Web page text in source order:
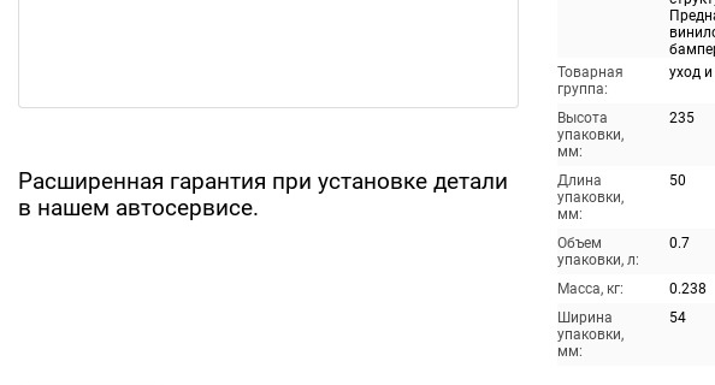
Расширенная гарантия при установке детали
в нашем автосервисе.
Товарная
группа:
уход
Высота
упаковки,
мм:
235
Длина
упаковки,
мм:
50
Объем
упаковки, л:
0.7
Масса, кг:
0.238
Ширина
упаковки,
мм:
54